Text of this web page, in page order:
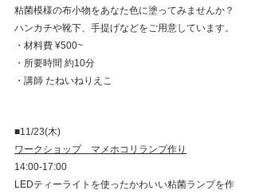
粘菌模様の布小物をあなた色に塗ってみませんか？
ハンカチや靴下、手提げなどをご用意しています。
・材料費 ¥500~
・所要時間 約10分
・講師 たねいねりえこ
■11/23(木)
ワークショップ　マメホコリランプ作り
14:00-17:00
LEDティーライトを使ったかわいい粘菌ランプを作